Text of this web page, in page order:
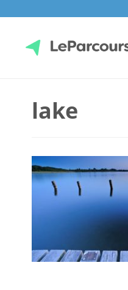
lake